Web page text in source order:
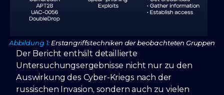
Abbildung 1: Erstangriffstechniken der beobachteten Gruppen
Der Bericht enthält detaillierte
Untersuchungsergebnisse nicht nur zu den
Auswirkung des Cyber-Kriegs nach der
russischen Invasion, sondern auch zu vielen